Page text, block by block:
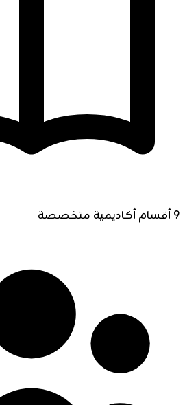
9 أقسام أكاديمية متخصصة